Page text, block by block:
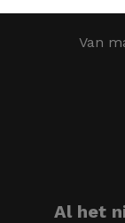
Van
Al het